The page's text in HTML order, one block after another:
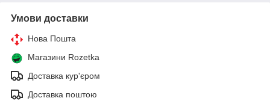
Умови доставки
Нова Пошта
Магазини Rozetka
Доставка кур'єром
Доставка поштою